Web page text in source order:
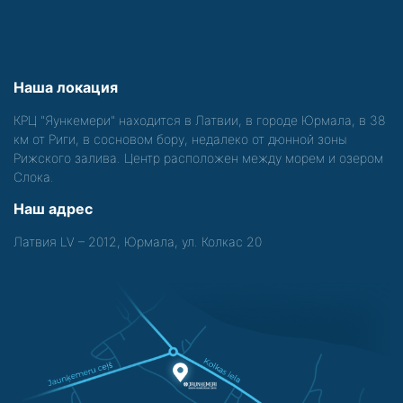
Наша локация
КРЦ "Яункемери" находится в Латвии, в городе Юрмала, в 38
км от Риги, в сосновом бору, недалеко от дюнной зоны
Рижского залива. Центр расположен между морем и озером
Слока.
Наш адрес
Латвия LV – 2012, Юрмала, ул. Колкас 20